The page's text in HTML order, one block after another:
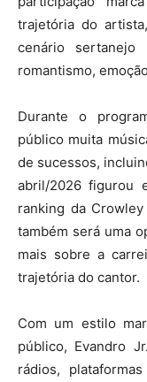
trajetória do
cenário
romantismo,
Durante o
público muita
de sucessos,
abril/2026 figurou
ranking da
também será uma
mais sobre a
trajetória do cantor.
Com um estilo
público, Evandro
rádios,